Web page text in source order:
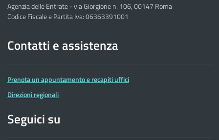
Agenzia delle Entrate - via Giorgione n. 106, 00147 Roma
Codice Fiscale e Partita Iva: 06363391001
Contatti e assistenza
Prenota un appuntamento e recapiti uffici
Direzioni regionali
Seguici su